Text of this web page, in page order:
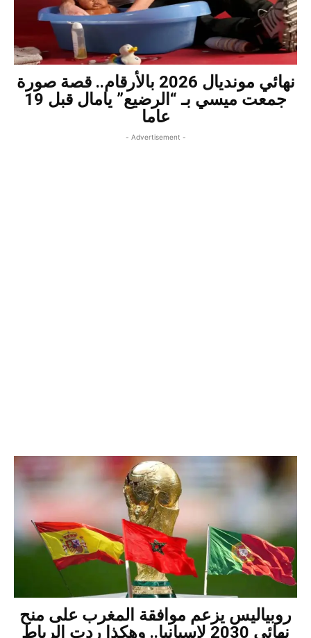
نهائي مونديال 2026 بالأرقام.. قصة صورة
جمعت ميسي بـ “الرضيع” يامال قبل 19
عاما
- Advertisement -
روبياليس يزعم موافقة المغرب على منح
نهائي 2030 لإسبانيا.. وهكذا ردت الرباط